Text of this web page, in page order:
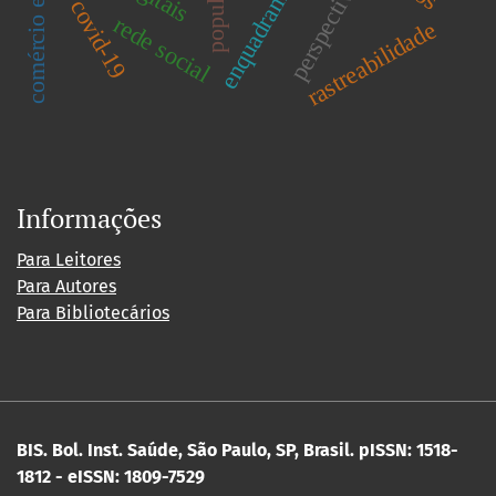
perspectiva
rede social rastreabilidade
covid-19
Informações
Para Leitores
Para Autores
Para Bibliotecários
BIS. Bol. Inst. Saúde, São Paulo, SP, Brasil. pISSN: 1518-
1812 - eISSN: 1809-7529